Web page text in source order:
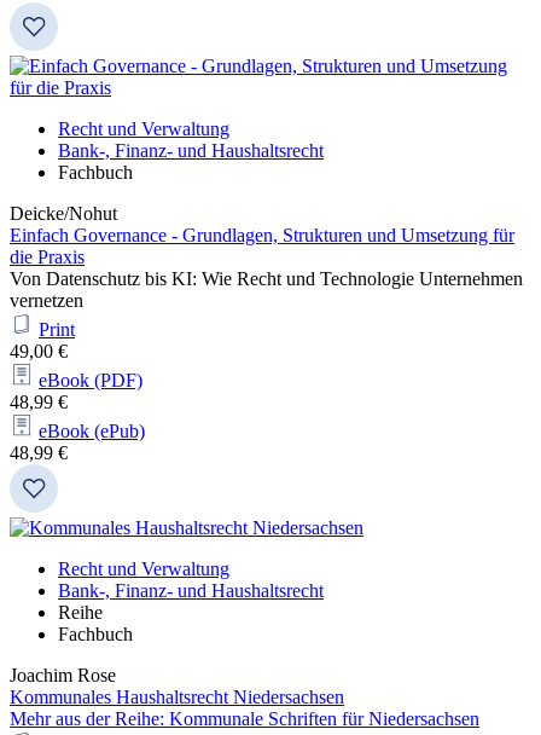
Recht und Verwaltung
Bank-, Finanz- und Haushaltsrecht
Fachbuch
Deicke/Nohut
Einfach Governance - Grundlagen, Strukturen und Umsetzung für
die Praxis
Von Datenschutz bis KI: Wie Recht und Technologie Unternehmen
vernetzen
Print
49,00 €
eBook (PDF)
48,99 €
eBook (ePub)
48,99 €
Recht und Verwaltung
Bank-, Finanz- und Haushaltsrecht
Reihe
Fachbuch
Joachim Rose
Kommunales Haushaltsrecht Niedersachsen
Mehr aus der Reihe: Kommunale Schriften für Niedersachsen